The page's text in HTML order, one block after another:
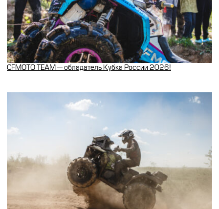
CFMOTO TEAM — обладатель Кубка России 2026!